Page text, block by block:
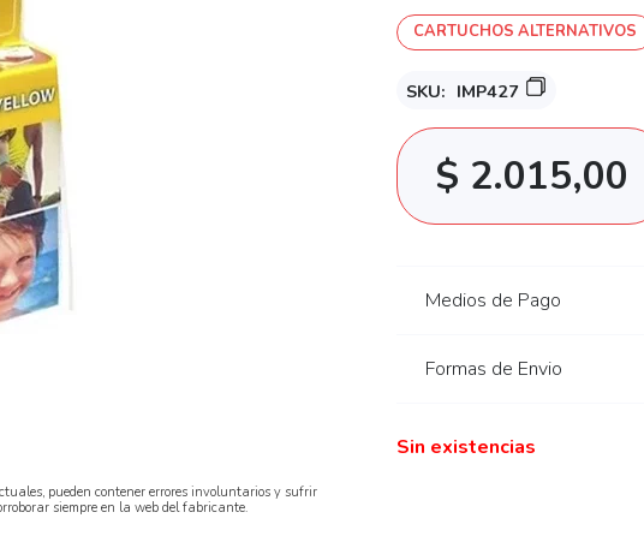
pueden contener errores involuntarios y sufrir
siempre en la web del fabricante.
CARTUCHOS ALTERNATIVOS
SKU: IMP427
$ 2.015,00
Medios de Pago
Formas de Envio
Sin existencias